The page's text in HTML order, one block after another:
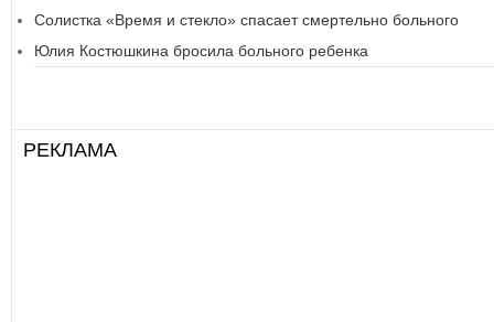
Солистка «Время и стекло» спасает смертельно больного
Юлия Костюшкина бросила больного ребенка
РЕКЛАМА